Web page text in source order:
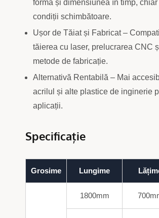
forma și dimensiunea în timp, chiar
condiții schimbătoare.
Ușor de Tăiat și Fabricat –
tăierea cu laser, prelucrarea CNC
metode de fabricație.
Alternativă Rentabilă – Mai
acrilul și alte plastice de inginerie
aplicații.
Specificație
Grosime Lungime
1800mm